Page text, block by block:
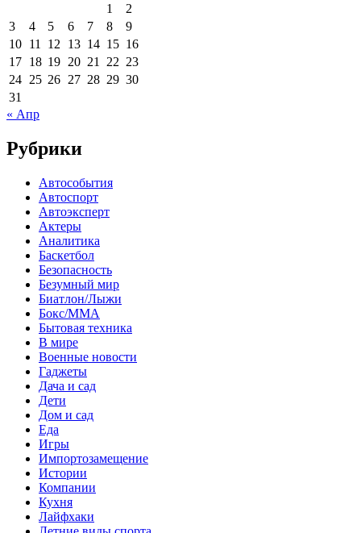
1
2
3
4 5 6 7 8
9
10 11 12 13 14 15 16
17 18 19 20 21 22 23
24 25 26 27 28 29 30
31
« Апр
Рубрики
Автособытия
Автоспорт
Автоэксперт
Актеры
Аналитика
Баскетбол
Безопасность
Безумный мир
Биатлон/Лыжи
Бокс/MMA
Бытовая техника
В мире
Военные новости
Гаджеты
Дача и сад
Дети
Дом и сад
Еда
Игры
Импортозамещение
Истории
Компании
Кухня
Лайфхаки